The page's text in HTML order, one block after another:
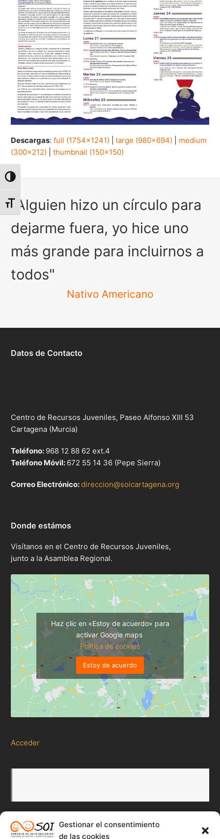
Gestionar el consentimiento
de las cookies
Alternar alto contraste
Alternar tamaño de letra
Descargas:full (1754x1241) large (980x694)
medium
(300x212) |thumbnail (150x150)
"Alguien hizo un círculo para
dejarme fuera, yo hice uno
más grande para incluirnos a
todos"
Nativo Americano
Datos de Contacto
Centro de Recursos Juveniles, Paseo Alfonso XIII 53
Cartagena (Murcia)
Teléfono: 968 12 88 62 ext.4
Teléfono Móvil: 672 55 14 36 (Pepe Sierra)
Correo Electrónico:direccion@soicartagena.org
Donde estámos
Visítanos en el Centro de Recursos Juveniles,
junto a la Asamblea Regional.
Haz clic en «Estoy de acuerdo» para
activar Google maps
Política de cookies
Estoy de acuerdo
Acceder
Redes Sociales